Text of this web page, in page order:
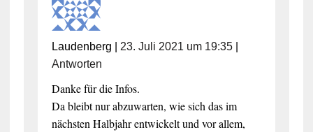
Laudenberg 23. Juli 2021 um 19:35|
Antworten
Danke für die Infos.
Da bleibt nur abzuwarten, wie sich das im
nächsten Halbjahr entwickelt und vor allem,